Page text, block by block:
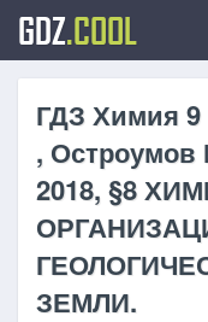
GDZ.COOL
ГДЗ Химия 9
, Остроумов
2018, §8
ЗЕМЛИ.